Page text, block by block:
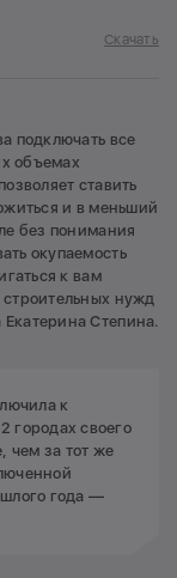
Скачать
подключать все
объемах
ставить
и в меньший
без понимания
окупаемость
к вам
нужд
Степина.
к
городах своего
чем за тот же
года —